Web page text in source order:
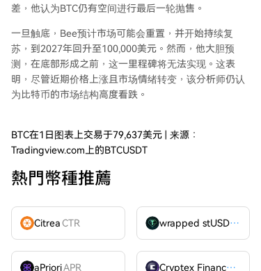
差，他认为BTC仍有空间进行最后一轮抛售。
一旦触底，Bee预计市场可能会重置，并开始持续复
苏，到2027年回升至100,000美元。然而，他大胆预
测，在底部形成之前，这一里程碑将无法实现。这表
明，尽管近期价格上涨且市场情绪转变，该分析师仍认
为 比特币的市场结构高度看跌 。
BTC在1日图表上交易于79,637美元 | 来源：
Tradingview.com上的BTCUSDT
熱門幣種推薦
CitreaCTR wrapped stUSDT
aPrioriAPR Cryptex FinanceCTX